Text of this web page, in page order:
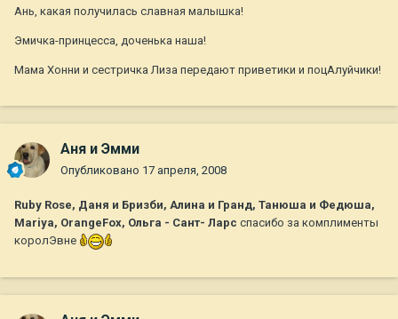
Ань, какая получилась славная малышка!
Эмичка-принцесса, доченька наша!
Мама Хонни и сестричка Лиза передают приветики и поцАлуйчики!
Аня и Эмми
Опубликовано 17 апреля, 2008
Ruby Rose, Даня и Бризби, Алина и Гранд, Танюша и Федюша,
Mariya, OrangeFox, Ольга - Сант- Ларс спасибо за комплименты
королЭвне